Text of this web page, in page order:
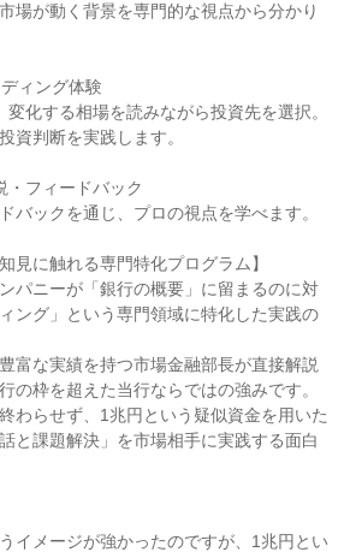
場が動く背景を専門的な視点から分かり
ィング体験
化する相場を読みながら投資先を選択。
資判断を実践します。
・フィードバック
バックを通じ、プロの視点を学べます。
見に触れる専門特化プログラム】
パニーが「銀行の概要」に留まるのに対
ング」という専門領域に特化した実践の
富な実績を持つ市場金融部長が直接解説
の枠を超えた当行ならではの強みです。
わらせず、1兆円という疑似資金を用いた
と課題解決」を市場相手に実践する面白
イメージが強かったのですが、1兆円とい